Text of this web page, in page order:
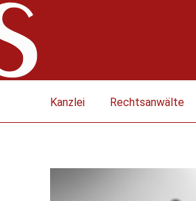
Kanzlei Rechtsanwälte